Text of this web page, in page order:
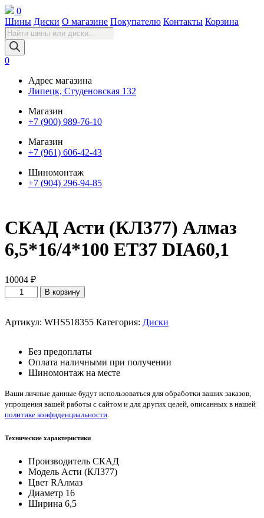
0
Шины Диски О магазине Покупателю Контакты Корзина
Поиск
товаров
0
Адрес магазина
Липецк, Студеновская 132
Магазин
+7 (900) 989-76-10
Магазин
+7 (961) 606-42-43
Шиномонтаж
+7 (904) 296-94-85
СКАД Асти (КЛ377) Алмаз
6,5*16/4*100 ET37 DIA60,1
10004 ₽
Количество
товара
Асти
6,5*16/4*100
ET37
DIA60,1
В корзину
Артикул: WHS518355 Категория: Диски
Без предоплаты
Оплата наличными при получении
Шиномонтаж на месте
Ваши личные данные будут использоваться для обработки ваших заказов,
упрощения вашей работы с сайтом и для других целей, описанных в нашей
политике конфиденциальности.
Технические характеристики
Производитель СКАД
Модель Асти (КЛ377)
Цвет RАлмаз
Диаметр 16
Ширина 6,5